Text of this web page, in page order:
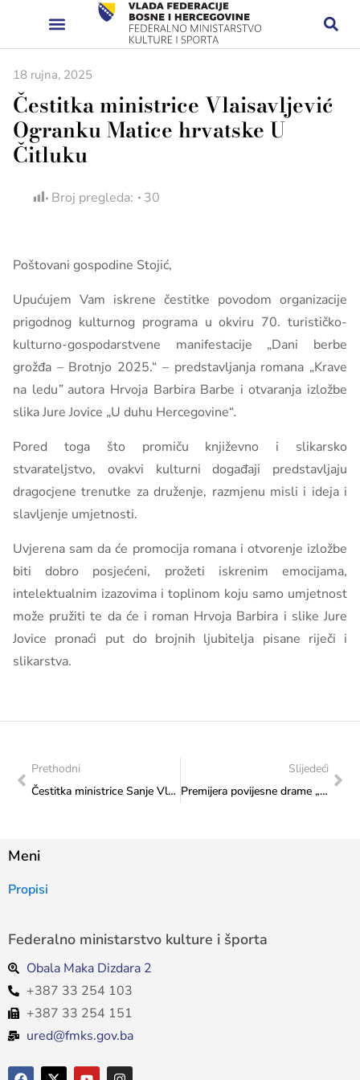
18 rujna, 2025
Čestitka ministrice Vlaisavljević
Ogranku Matice hrvatske U
Čitluku
Broj pregleda: 30
Poštovani gospodine Stojić,
Upućujem Vam iskrene čestitke povodom organizacije
prigodnog kulturnog programa u okviru 70. turističko-
kulturno-gospodarstvene manifestacije „Dani berbe
grožđa – Brotnjo 2025.“ – predstavljanja romana „Krave
na ledu” autora Hrvoja Barbira Barbe i otvaranja izložbe
slika Jure Jovice „U duhu Hercegovine“.
Pored toga što promiču književno i slikarsko
stvarateljstvo, ovakvi kulturni događaji predstavljaju
dragocjene trenutke za druženje, razmjenu misli i ideja i
slavljenje umjetnosti.
Uvjerena sam da će promocija romana i otvorenje izložbe
biti dobro posjećeni, prožeti iskrenim emocijama,
intelektualnim izazovima i toplinom koju samo umjetnost
može pružiti te da će i roman Hrvoja Barbira i slike Jure
Jovice pronaći put do brojnih ljubitelja pisane riječi i
slikarstva.
Prethodni
Čestitka ministrice Sanje Vlaisaljević Sportskom klubu invalida sjedeće odbojke „Sinovi Bosne“ Lukavac
Slijedeći
Premijera povijesne drame „Diva“ Branka Perića na sceni u Mostaru
Meni
Propisi
Federalno ministarstvo kulture i športa
Obala Maka Dizdara 2
+387 33 254 103
+387 33 254 151
ured@fmks.gov.ba